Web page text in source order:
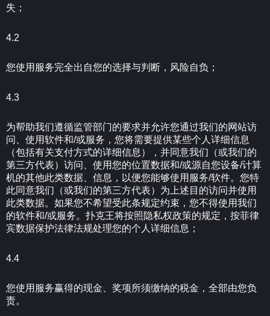
失；
4.2
您使用服务完全出自您的选择与判断，风险自负；
4.3
为帮助我们遵循监管部门的要求并允许您通过我们的网站访
问、使用软件和/或服务，您将需要提供某些个人详细信息
（包括有关支付方式的详细信息），并同意我们（或我们的
第三方代表）访问、使用您的位置数据和/或源自您设备/计算
机的其他此类数据、信息，以便您能够使用服务/软件。您特
此同意我们（或我们的第三方代表）为上述目的访问并使用
此类数据。如果您不希望受此条规定约束，您不得使用我们
的软件和/或服务。扑克王将按照隐私权政策的规定，按菲律
宾数据保护法律法规处理您的个人详细信息；
4.4
您使用服务赢得的现金、奖项所须缴纳的税金，全部由您负
责。